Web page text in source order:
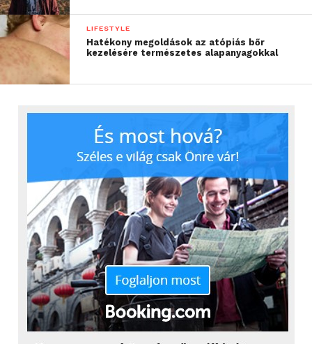
LIFESTYLE
Hatékony megoldások az atópiás bőr
kezelésére természetes alapanyagokkal